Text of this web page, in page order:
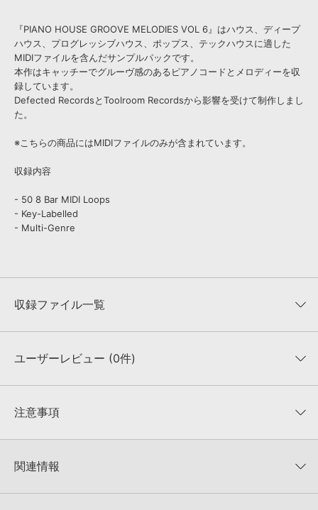
『PIANO HOUSE GROOVE MELODIES VOL 6』はハウス、ディープ
ハウス、プログレッシブハウス、ポップス、テックハウスに適した
MIDIファイルを含んだサンプルパックです。
本作はキャッチーでグルーヴ感のあるピアノコードとメロディーを収
録しています。
Defected RecordsとToolroom Recordsから影響を受けて制作しまし
た。
※こちらの商品にはMIDIファイルのみが含まれています。
収録内容
- 50 8 Bar MIDI Loops
- Key-Labelled
- Multi-Genre
収録ファイル一覧
収録ファイル一覧
ユーザーレビュー (0件)
★★★★★
★5
★4
注意事項
KONTAKTフォーマットは、
でお使いいただけます。無償版のKONTAKT PLAYERではお使いい
関連情報